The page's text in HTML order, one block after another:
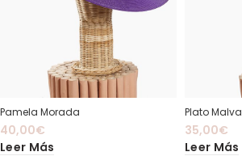
Pamela Morada
40,00€
Leer Más
Plato Malva
35,00€
Leer Más